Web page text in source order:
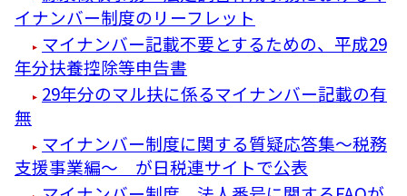
イナンバー制度のリーフレット
マイナンバー記載不要とするための、平成29
年分扶養控除等申告書
29年分のマル扶に係るマイナンバー記載の有
無
マイナンバー制度に関する質疑応答集～税務
支援事業編～ が日税連サイトで公表